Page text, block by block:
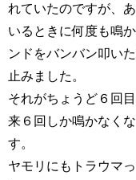
れていたのですが、
いるときに何度も鳴
ンドをバンバン叩い
止みました。
それがちょうど６回
来６回しか鳴かなく
す。
ヤモリにもトラウマ